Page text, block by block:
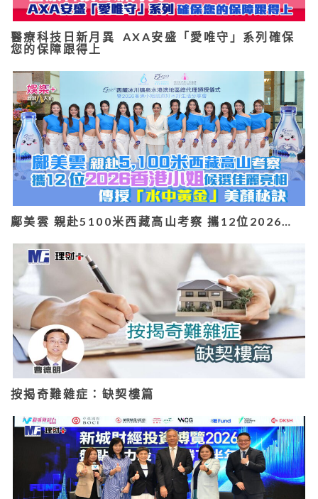
醫療科技日新月異 AXA安盛「愛唯守」系列確保
您的保障跟得上
鄺美雲 親赴5100米西藏高山考察 攜12位2026…
按揭奇難雜症：缺契樓篇